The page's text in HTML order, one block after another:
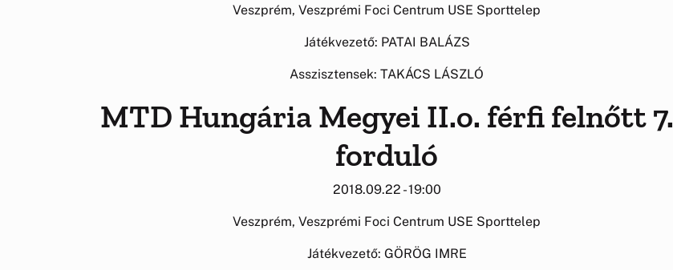
Veszprém, Veszprémi Foci Centrum USE Sporttelep
Játékvezető: PATAI BALÁZS
Asszisztensek: TAKÁCS LÁSZLÓ
MTD Hungária Megyei II.o. férfi felnőtt 7.
forduló
2018.09.22 - 19:00
Veszprém, Veszprémi Foci Centrum USE Sporttelep
Játékvezető: GÖRÖG IMRE